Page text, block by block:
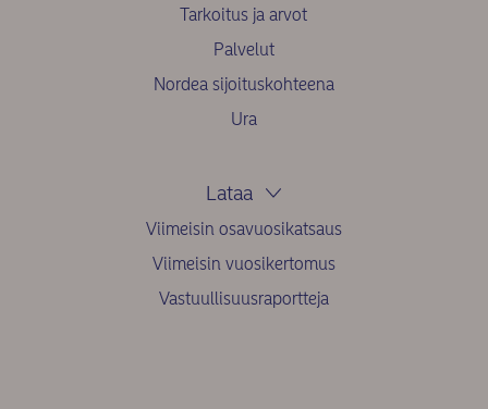
Tarkoitus ja arvot
Palvelut
Nordea sijoituskohteena
Ura
Lataa
Viimeisin osavuosikatsaus
Viimeisin vuosikertomus
Vastuullisuusraportteja